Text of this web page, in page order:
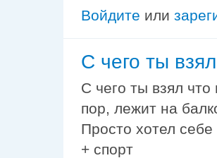
Войдите или
С чего ты
С чего ты взял
пор, лежит на
Просто хотел
+ спорт